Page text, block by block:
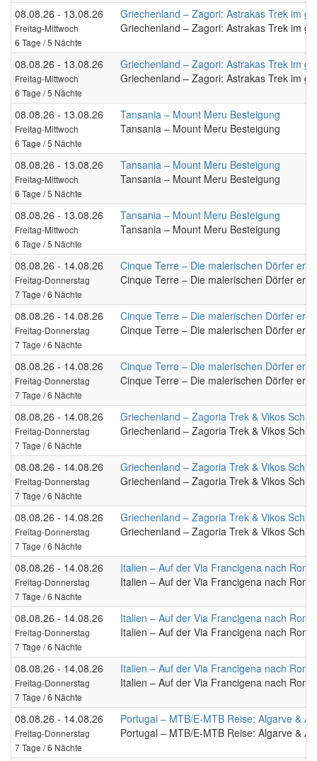
08.08.26 - 13.08.26
Freitag-Mittwoch
6 Tage / 5 Nächte
Griechenland – Zagori: Astrakas Trek im
Griechenland – Zagori: Astrakas Trek im
08.08.26 - 13.08.26
Freitag-Mittwoch
6 Tage / 5 Nächte
Griechenland – Zagori: Astrakas Trek im
Griechenland – Zagori: Astrakas Trek im
08.08.26 - 13.08.26
Freitag-Mittwoch
6 Tage / 5 Nächte
Tansania – Mount Meru Besteigung
Tansania – Mount Meru Besteigung
08.08.26 - 13.08.26
Freitag-Mittwoch
6 Tage / 5 Nächte
Tansania – Mount Meru Besteigung
Tansania – Mount Meru Besteigung
08.08.26 - 13.08.26
Freitag-Mittwoch
6 Tage / 5 Nächte
Tansania – Mount Meru Besteigung
Tansania – Mount Meru Besteigung
08.08.26 - 14.08.26
Freitag-Donnerstag
7 Tage / 6 Nächte
Cinque Terre – Die malerischen Dörfer
Cinque Terre – Die malerischen Dörfer
08.08.26 - 14.08.26
Freitag-Donnerstag
7 Tage / 6 Nächte
Cinque Terre – Die malerischen Dörfer
Cinque Terre – Die malerischen Dörfer
08.08.26 - 14.08.26
Freitag-Donnerstag
7 Tage / 6 Nächte
Cinque Terre – Die malerischen Dörfer
Cinque Terre – Die malerischen Dörfer
08.08.26 - 14.08.26
Freitag-Donnerstag
7 Tage / 6 Nächte
Griechenland – Zagoria Trek & Vikos
Griechenland – Zagoria Trek & Vikos
08.08.26 - 14.08.26
Freitag-Donnerstag
7 Tage / 6 Nächte
Griechenland – Zagoria Trek & Vikos
Griechenland – Zagoria Trek & Vikos
08.08.26 - 14.08.26
Freitag-Donnerstag
7 Tage / 6 Nächte
Griechenland – Zagoria Trek & Vikos
Griechenland – Zagoria Trek & Vikos
08.08.26 - 14.08.26
Freitag-Donnerstag
7 Tage / 6 Nächte
Italien – Auf der Via Francigena nach Rom
Italien – Auf der Via Francigena nach Rom
08.08.26 - 14.08.26
Freitag-Donnerstag
7 Tage / 6 Nächte
Italien – Auf der Via Francigena nach Rom
Italien – Auf der Via Francigena nach Rom
08.08.26 - 14.08.26
Freitag-Donnerstag
7 Tage / 6 Nächte
Italien – Auf der Via Francigena nach Rom
Italien – Auf der Via Francigena nach Rom
08.08.26 - 14.08.26
Freitag-Donnerstag
7 Tage / 6 Nächte
Portugal – MTB/E-MTB Reise: Algarve &
Portugal – MTB/E-MTB Reise: Algarve &